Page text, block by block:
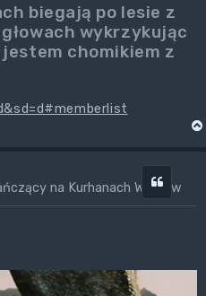
biegają po lesie z
wykrzykując
chomikiem z
na Kurhanach Wrogów